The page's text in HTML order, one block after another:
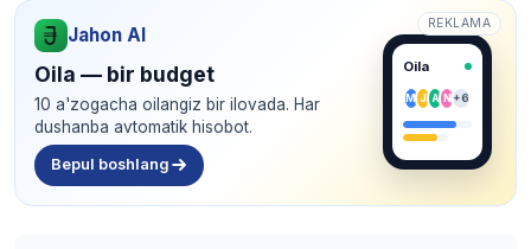
REKLAMA
Jahon AI
Oila — bir budget
10 a'zogacha oilangiz bir ilovada. Har
dushanba avtomatik hisobot.
Bepul boshlang
Oila
M J A N+6